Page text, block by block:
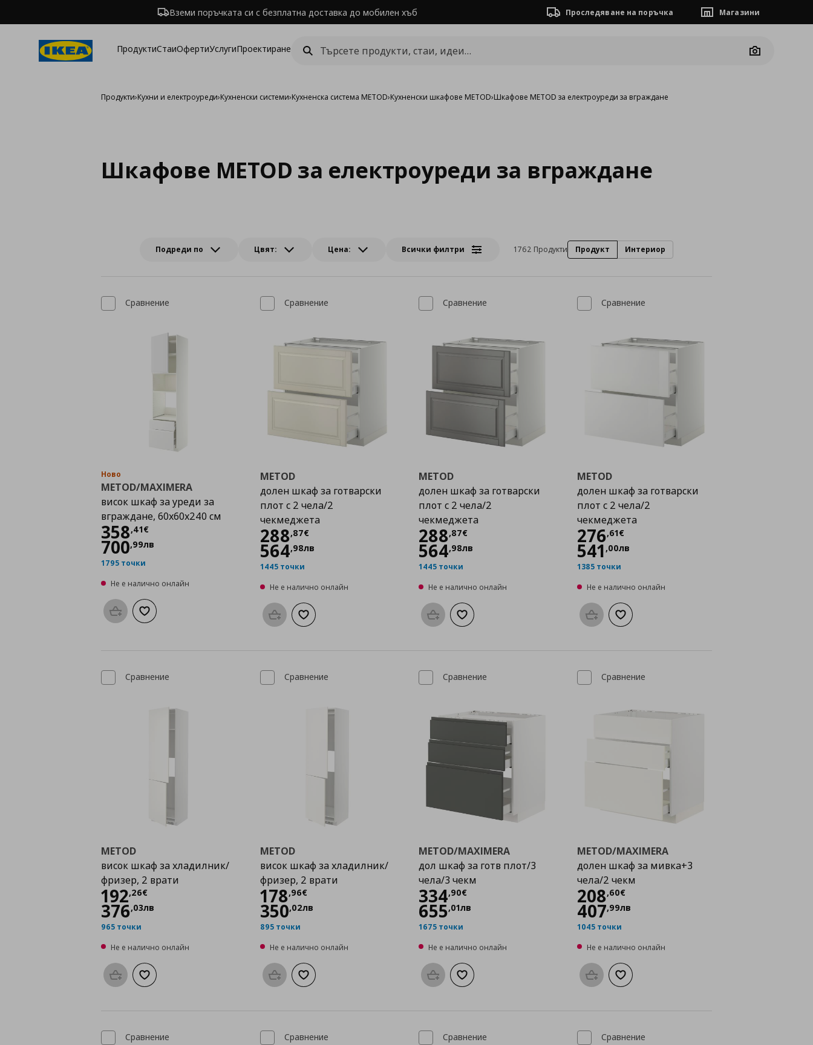
Вземи поръчката си с безплатна доставка до мобилен хъб Проследяване на поръчка Магазини
ПродуктиСтаиОфертиУслугиПроектиране
Camera
Продукти›Кухни и електроуреди›Кухненски системи›Кухненска система METOD›Кухненски шкафове METOD›Шкафове METOD за електроуреди за вграждане
Шкафове METOD за електроуреди за вграждане
Подреди по Цвят: Цена: Всички филтри 1762 Продукти Продукт Интериор
Сравнение
Ново
METOD/MAXIMERA
висок шкаф за уреди за
вграждане, 60x60x240 см
358,41€
Цена
700,99лв
1795 точки
Не е налично онлайн
Προσθήκη στο καλάθι
Добави към списъка с любими
Сравнение
METOD
долен шкаф за готварски
плот с 2 чела/2
чекмеджета
288,87€
Цена288,87 €
564,98лв
1445 точки
Не е налично онлайн
Προσθήκη στο καλάθι
Добави към списъка с любими
Сравнение
METOD
долен шкаф за готварски
плот с 2 чела/2
чекмеджета
288,87€
Цена288,87 €
564,98лв
1445 точки
Не е налично онлайн
Προσθήκη στο καλάθι
Добави към списъка с любими
Сравнение
METOD
долен шкаф за готварски
плот с 2 чела/2
чекмеджета
276,61€
Цена
541,00лв
1385 точки
Не е налично онлайн
Προσθήκη στο καλάθι
Добави към списъка с любими
Сравнение
METOD
висок шкаф за хладилник/
фризер, 2 врати
192,26€
Цена
376,03лв
965 точки
Не е налично онлайн
Προσθήκη στο καλάθι
Добави към списъка с любими
Сравнение
METOD
висок шкаф за хладилник/
фризер, 2 врати
178,96€
Цена
350,02лв
895 точки
Не е налично онлайн
Προσθήκη στο καλάθι
Добави към списъка с любими
Сравнение
METOD/MAXIMERA
дол шкаф за готв плот/3
чела/3 чекм
334,90€
Цена334,90 €
655,01лв
1675 точки
Не е налично онлайн
Προσθήκη στο καλάθι
Добави към списъка с любими
Сравнение
METOD/MAXIMERA
долен шкаф за мивка+3
чела/2 чекм
208,60€
Цена
407,99лв
1045 точки
Не е налично онлайн
Προσθήκη στο καλάθι
Добави към списъка с любими
Сравнение Сравнение Сравнение Сравнение